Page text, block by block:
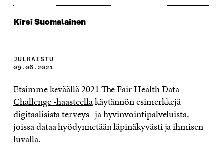
Kirsi Suomalainen
JULKAISTU
09.06.2021
Etsimme keväällä 2021The Fair Health Data
Challenge -haasteellakäytännön esimerkkejä
digitaalisista terveys- ja hyvinvointipalveluista,
joissa dataa hyödynnetään läpinäkyvästi ja ihmisen
luvalla.